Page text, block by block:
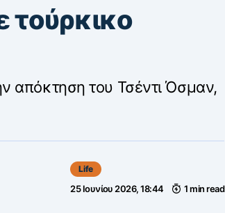
απόκτηση του Τσέντι Όσμαν,
Life
25 Ιουνίου 2026, 18:44 1 min read